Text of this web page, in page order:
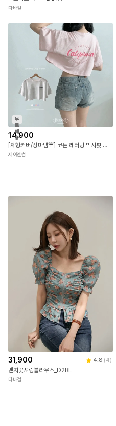
다바걸
무
료
배
송
14,900
[체형커버/장마템☔] 코튼 레터링 박시핏 크롭티 오버사이즈 반팔 티셔츠 루즈핏 크롭 반팔티 면티 오버핏 4COLOR
제이앤썸
31,900 4.8 (4)
벤지꽃셔링블라우스_D2BL
다바걸